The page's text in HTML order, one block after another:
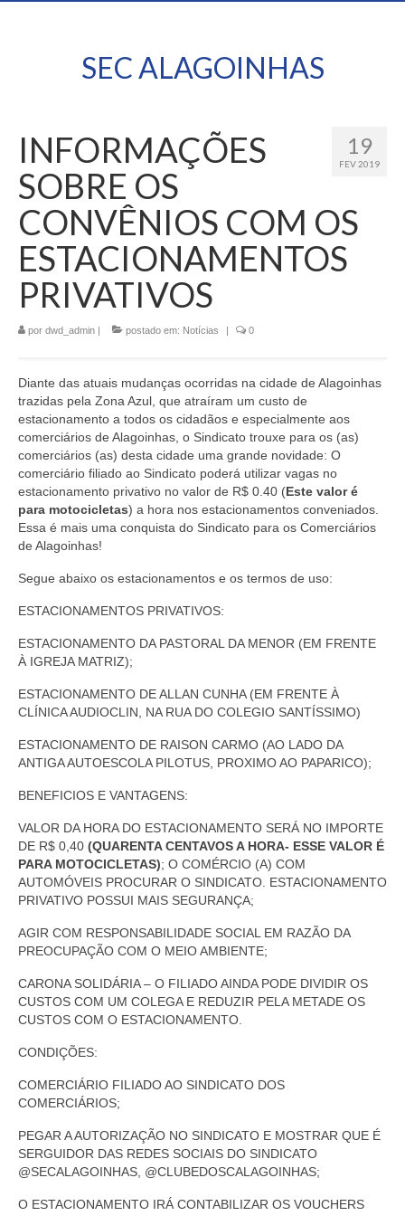
SEC ALAGOINHAS
19
FEV 2019
INFORMAÇÕES
SOBRE OS
CONVÊNIOS COM OS
ESTACIONAMENTOS
PRIVATIVOS
por dwd_admin | postado em: Notícias | 0
Diante das atuais mudanças ocorridas na cidade de Alagoinhas
trazidas pela Zona Azul, que atraíram um custo de
estacionamento a todos os cidadãos e especialmente aos
comerciários de Alagoinhas, o Sindicato trouxe para os (as)
comerciários (as) desta cidade uma grande novidade: O
comerciário filiado ao Sindicato poderá utilizar vagas no
estacionamento privativo no valor de R$ 0.40 (Este valor é
para motocicletas) a hora nos estacionamentos conveniados.
Essa é mais uma conquista do Sindicato para os Comerciários
de Alagoinhas!
Segue abaixo os estacionamentos e os termos de uso:
ESTACIONAMENTOS PRIVATIVOS:
ESTACIONAMENTO DA PASTORAL DA MENOR (EM FRENTE
À IGREJA MATRIZ);
ESTACIONAMENTO DE ALLAN CUNHA (EM FRENTE À
CLÍNICA AUDIOCLIN, NA RUA DO COLEGIO SANTÍSSIMO)
ESTACIONAMENTO DE RAISON CARMO (AO LADO DA
ANTIGA AUTOESCOLA PILOTUS, PROXIMO AO PAPARICO);
BENEFICIOS E VANTAGENS:
VALOR DA HORA DO ESTACIONAMENTO SERÁ NO IMPORTE
DE R$ 0,40 (QUARENTA CENTAVOS A HORA- ESSE VALOR É
PARA MOTOCICLETAS); O COMÉRCIO (A) COM
AUTOMÓVEIS PROCURAR O SINDICATO. ESTACIONAMENTO
PRIVATIVO POSSUI MAIS SEGURANÇA;
AGIR COM RESPONSABILIDADE SOCIAL EM RAZÃO DA
PREOCUPAÇÃO COM O MEIO AMBIENTE;
CARONA SOLIDÁRIA – O FILIADO AINDA PODE DIVIDIR OS
CUSTOS COM UM COLEGA E REDUZIR PELA METADE OS
CUSTOS COM O ESTACIONAMENTO.
CONDIÇÕES:
COMERCIÁRIO FILIADO AO SINDICATO DOS
COMERCIÁRIOS;
PEGAR A AUTORIZAÇÃO NO SINDICATO E MOSTRAR QUE É
SERGUIDOR DAS REDES SOCIAIS DO SINDICATO
@SECALAGOINHAS, @CLUBEDOSCALAGOINHAS;
O ESTACIONAMENTO IRÁ CONTABILIZAR OS VOUCHERS